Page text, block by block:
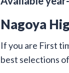
Nagoya
If you are First
best selections